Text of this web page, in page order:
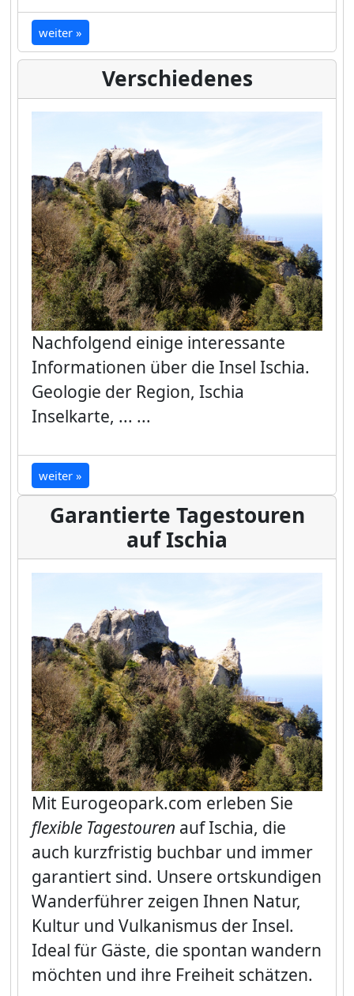
weiter »
Verschiedenes
Nachfolgend einige interessante
Informationen über die Insel Ischia.
Geologie der Region, Ischia
Inselkarte, ... ...
weiter »
Garantierte Tagestouren
auf Ischia
Mit Eurogeopark.com erleben Sie
flexible Tagestouren auf Ischia, die
auch kurzfristig buchbar und immer
garantiert sind. Unsere ortskundigen
Wanderführer zeigen Ihnen Natur,
Kultur und Vulkanismus der Insel.
Ideal für Gäste, die spontan wandern
möchten und ihre Freiheit schätzen.